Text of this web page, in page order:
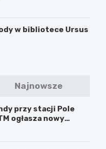
w bibliotece Ursus
Najnowsze
przy stacji Pole
ogłasza nowy